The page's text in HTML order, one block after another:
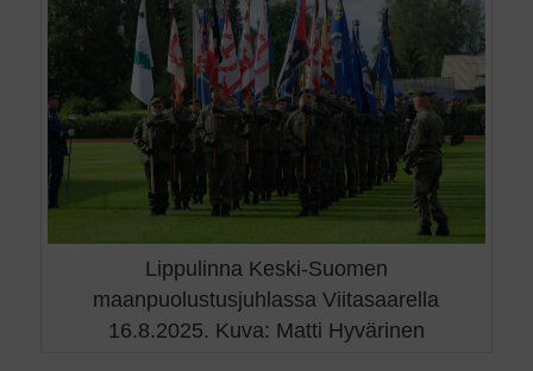
Lippulinna Keski-Suomen
maanpuolustusjuhlassa Viitasaarella
16.8.2025. Kuva: Matti Hyvärinen